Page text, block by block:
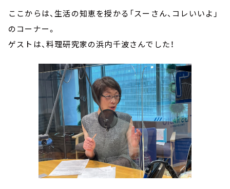
ここからは、生活の知恵を授かる「スーさん、コレいいよ」
のコーナー。
ゲストは、料理研究家の浜内千波さんでした！